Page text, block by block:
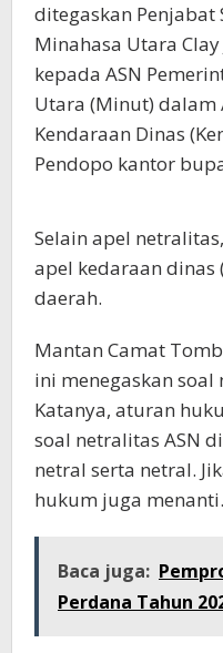
ditegaskan Penjabat
Minahasa Utara
kepada ASN
Utara (Minut) dalam
Kendaraan Dinas
Pendopo kantor
Selain apel
apel kedaraan dinas
daerah.
Mantan Camat
ini menegaskan soal
Katanya, aturan
soal netralitas ASN
netral serta netral.
hukum juga menanti.
Baca juga:
Perdana Tahun